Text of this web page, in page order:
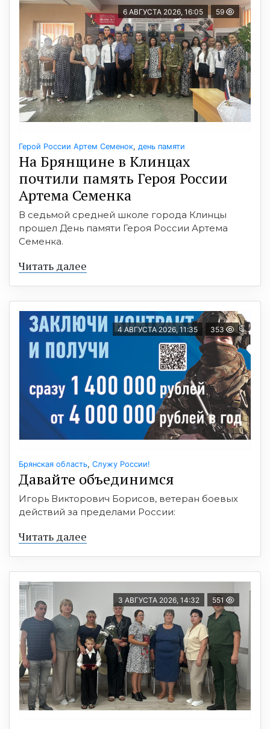
6 АВГУСТА 2026, 16:05 59
Герой России Артем Семенок, день памяти
На Брянщине в Клинцах
почтили память Героя России
Артема Семенка
В седьмой средней школе города Клинцы
прошел День памяти Героя России Артема
Семенка.
Читать далее
4 АВГУСТА 2026, 11:35 353
Брянская область, Служу России!
Давайте объединимся
Игорь Викторович Борисов, ветеран боевых
действий за пределами России:
Читать далее
3 АВГУСТА 2026, 14:32 551